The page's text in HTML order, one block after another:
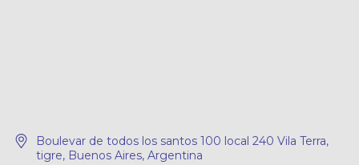
Boulevar de todos los santos 100 local 240 Vila Terra,
tigre, Buenos Aires, Argentina